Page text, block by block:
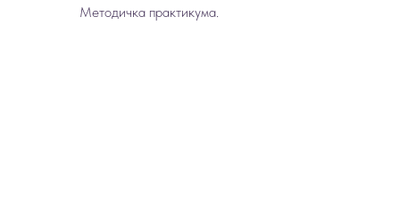
Методичка практикума.